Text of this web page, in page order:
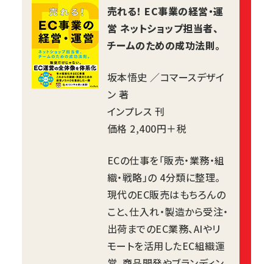
売れる！ EC事業の経営・運
営 ネットショップ担当者、
チームのための成功法則。
坂本悟史 ／コマースデザイ
ン 著
インプレス 刊
価格 2,400円＋税
ECの仕事を「販売・業務・組
織・戦略」の 4分類に整理。
現代のEC販売はもちろんの
こと、仕入れ・製造から受注・
出荷までのEC業務、AIやリ
モートを活用したEC組織運